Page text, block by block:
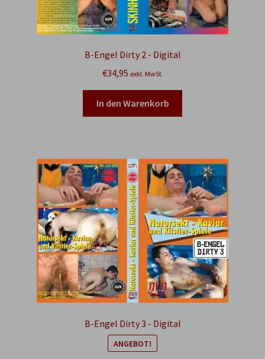
B-Engel Dirty 2 - Digital
€34,95 exkl. MwSt.
In den Warenkorb
B-Engel Dirty 3 - Digital
ANGEBOT!